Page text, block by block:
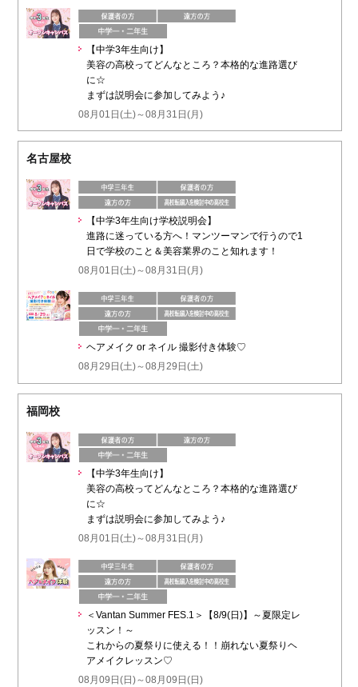
【中学3年生向け】
美容の高校ってどんなところ？本格的な進路選び
に☆
まずは説明会に参加してみよう♪
08月01日(土)～08月31日(月)
名古屋校
【中学3年生向け学校説明会】
進路に迷っている方へ！マンツーマンで行うので1
日で学校のこと＆美容業界のこと知れます！
08月01日(土)～08月31日(月)
ヘアメイク or ネイル 撮影付き体験♡
08月29日(土)～08月29日(土)
福岡校
【中学3年生向け】
美容の高校ってどんなところ？本格的な進路選び
に☆
まずは説明会に参加してみよう♪
08月01日(土)～08月31日(月)
＜Vantan Summer FES.1＞【8/9(日)】～夏限定レ
ッスン！～
これからの夏祭りに使える！！崩れない夏祭りヘ
アメイクレッスン♡
08月09日(日)～08月09日(日)